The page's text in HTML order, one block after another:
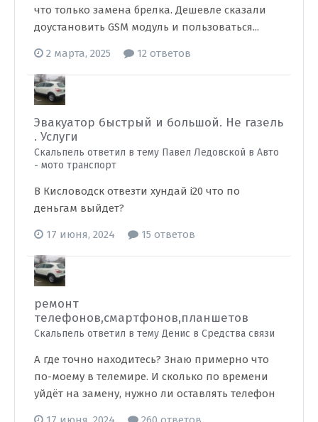
что только замена брелка. Дешевле сказали
доустановить GSM модуль и пользоваться...
2 марта, 2025 12 ответов
Эвакуатор быстрый и большой. Не газель
. Услуги
Скальпель ответил в тему Павел Ледовской в Авто
- мото транспорт
В Кисловодск отвезти хундай i20 что по
деньгам выйдет?
17 июня, 2024 15 ответов
ремонт
телефонов,смартфонов,планшетов
Скальпель ответил в тему Денис в Средства связи
А где точно находитесь? Знаю примерно что
по-моему в телемире. И сколько по времени
уйдёт на замену, нужно ли оставлять телефон